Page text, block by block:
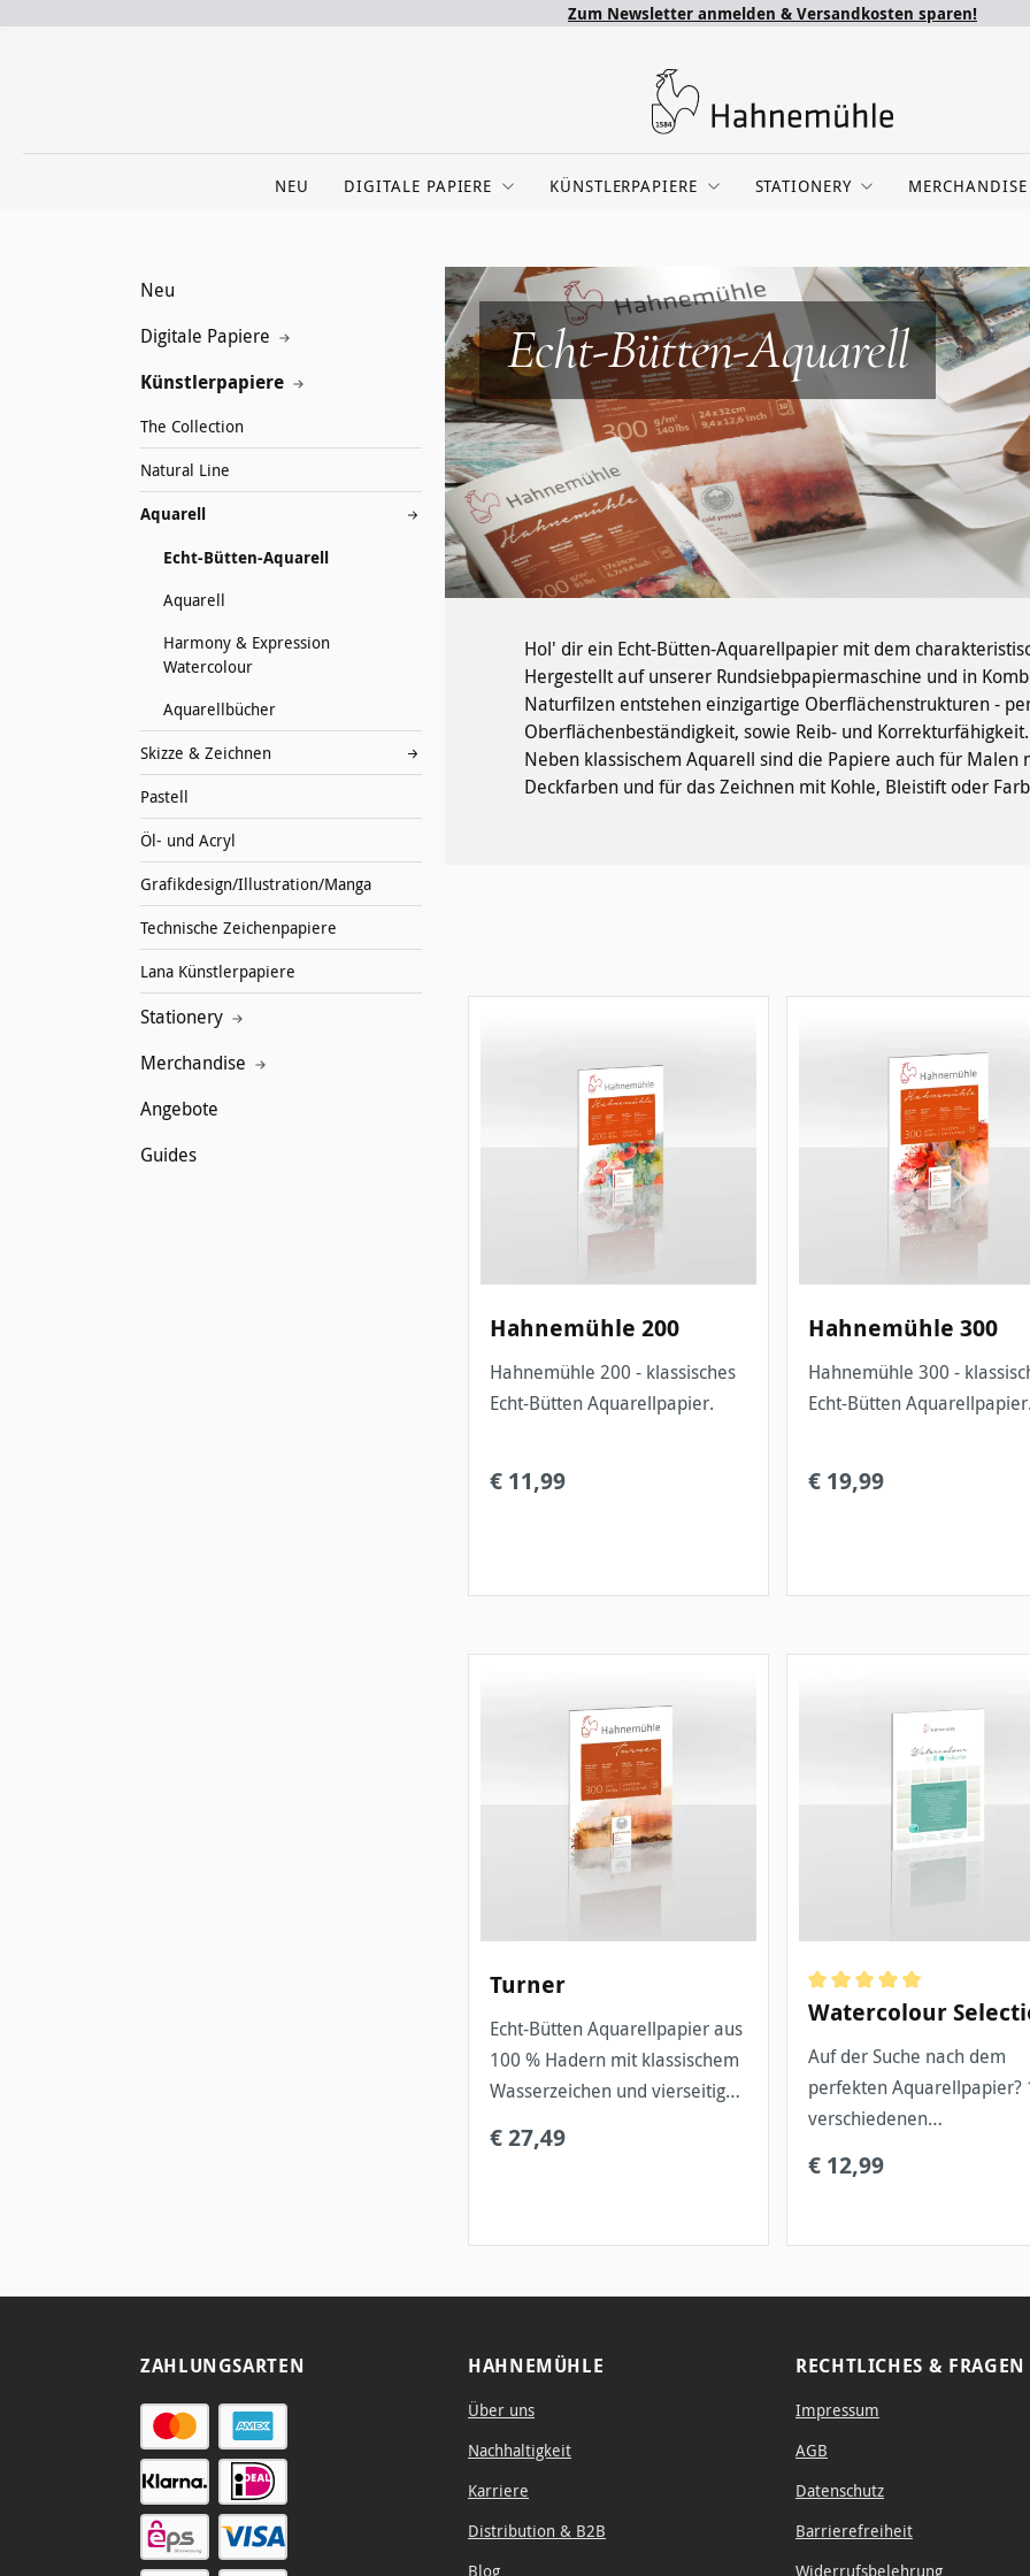
Zum Newsletter anmelden & Versandkosten sparen!
NEU DIGITALE PAPIERE KÜNSTLERPAPIERE STATIONERY MERCHANDISE
Neu
Digitale Papiere
Künstlerpapiere
The Collection
Natural Line
Aquarell
Echt-Bütten-Aquarell
Aquarell
Harmony & Expression
Watercolour
Aquarellbücher
Skizze & Zeichnen
Pastell
Öl- und Acryl
Grafikdesign/Illustration/Manga
Technische Zeichenpapiere
Lana Künstlerpapiere
Stationery
Merchandise
Angebote
Guides
Echt-Bütten-Aquarell
Hol' dir ein Echt-Bütten-Aquarellpapier mit dem
Hergestellt auf unserer Rundsiebpapiermaschine und in
Naturfilzen entstehen einzigartige Oberflächenstrukturen -
Oberflächenbeständigkeit, sowie Reib- und Korrekturfähigkeit.
Neben klassischem Aquarell sind die Papiere auch für Malen
Deckfarben und für das Zeichnen mit Kohle, Bleistift oder
Hahnemühle 200
Hahnemühle 200 - klassisches
Echt-Bütten Aquarellpapier.
€ 11,99
Hahnemühle 300
Hahnemühle 300 - klassisches
Echt-Bütten Aquarellpapier.
€ 19,99
Turner
Echt-Bütten Aquarellpapier aus
100 % Hadern mit klassischem
Wasserzeichen und vierseitigen
€ 27,49
Durchschnittliche
Watercolour
Auf der Suche nach dem
perfekten Aquarellpapier?
verschiedenen
Block.
€ 12,99
ZAHLUNGSARTEN HAHNEMÜHLE
Über uns
Nachhaltigkeit
Karriere
Distribution & B2B
Blog
RECHTLICHES & FRAGEN
Impressum
AGB
Datenschutz
Barrierefreiheit
Widerrufsbelehrung